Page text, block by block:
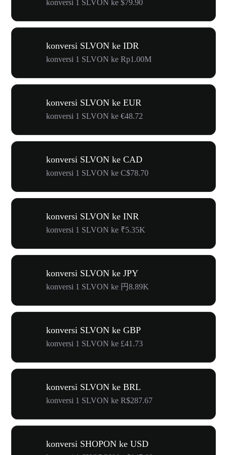
konversi 1 SLVON ke $79.90
konversi SLVON ke IDR
konversi 1 SLVON ke Rp1.00M
konversi SLVON ke EUR
konversi 1 SLVON ke €48.72
konversi SLVON ke CAD
konversi 1 SLVON ke C$78.70
konversi SLVON ke INR
konversi 1 SLVON ke ₹5.35K
konversi SLVON ke JPY
konversi 1 SLVON ke 円8.89K
konversi SLVON ke GBP
konversi 1 SLVON ke £41.73
konversi SLVON ke BRL
konversi 1 SLVON ke R$287.67
konversi SHOPON ke USD